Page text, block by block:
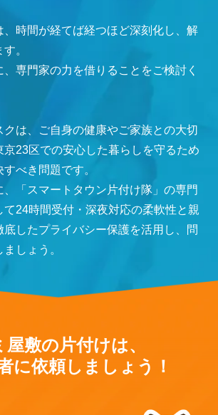
、時間が経てば経つほど深刻化し、解
。
専門家の力を借りることをご検討く
クは、ご自身の健康やご家族との大切
京23区での安心した暮らしを守るため
べき問題です。
「スマートタウン片付け隊」の専門
て24時間受付・深夜対応の柔軟性と親
したプライバシー保護を活用し、問
しょう。
屋敷の片付けは、
に依頼しましょう！